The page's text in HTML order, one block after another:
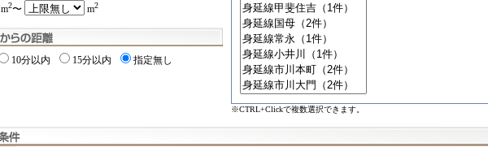
m2〜 m2
10分以内 15分以内 指定無し
※CTRL+Clickで複数選択できます。